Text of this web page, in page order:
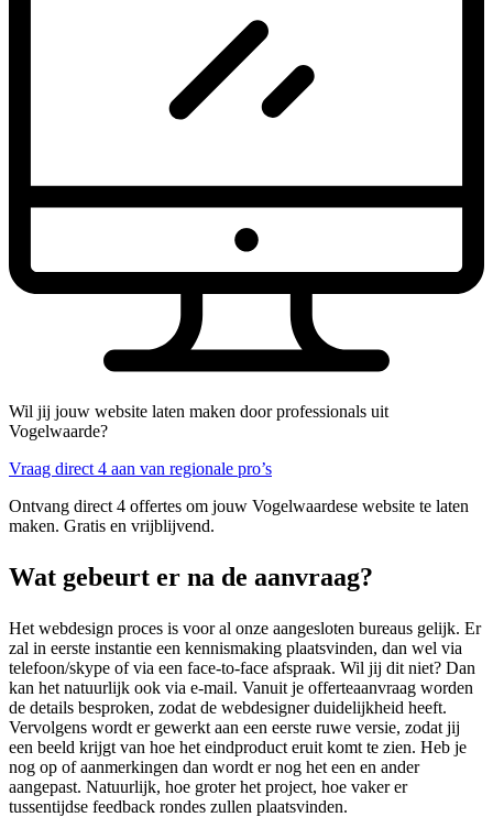
Wil jij jouw website laten maken door professionals uit
Vogelwaarde?
Vraag direct 4 aan van regionale pro’s
Ontvang direct 4 offertes om jouw Vogelwaardese website te laten
maken. Gratis en vrijblijvend.
Wat gebeurt er na de aanvraag?
Het webdesign proces is voor al onze aangesloten bureaus gelijk. Er
zal in eerste instantie een kennismaking plaatsvinden, dan wel via
telefoon/skype of via een face-to-face afspraak. Wil jij dit niet? Dan
kan het natuurlijk ook via e-mail. Vanuit je offerteaanvraag worden
de details besproken, zodat de webdesigner duidelijkheid heeft.
Vervolgens wordt er gewerkt aan een eerste ruwe versie, zodat jij
een beeld krijgt van hoe het eindproduct eruit komt te zien. Heb je
nog op of aanmerkingen dan wordt er nog het een en ander
aangepast. Natuurlijk, hoe groter het project, hoe vaker er
tussentijdse feedback rondes zullen plaatsvinden.